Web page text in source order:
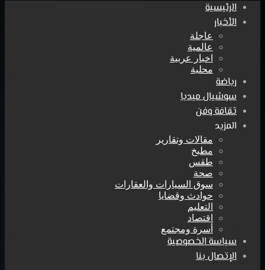
الرئيسية
الأخبار
عاجلة
عالمية
اخبار عربية
محلية
رياضة
سوشيال ميديا
ثقافة وفن
المزيد
مقالات وتقارير
مطبخ
طقس
صحة
سوق السيارات والعقارات
حوادث وقضايا
التعليم
اقتصاد
أسرة ومجتمع
سياسة الخصوصية
الإتصال بنا